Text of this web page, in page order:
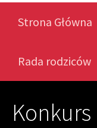
Strona Główna
Rada rodziców